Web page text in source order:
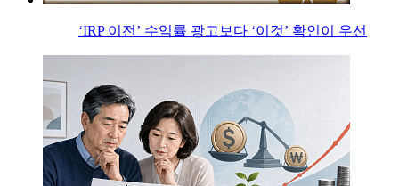
‘IRP 이전’ 수익률 광고보다 ‘이것’ 확인이 우선